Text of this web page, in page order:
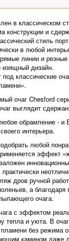
в классическом
конструкции и
стиль
в любой
линии и
дизайн.
классические
очаг Chesford
выглядит
обрамление -
интерьера.
любой
эффект
дров ручной
а благодаря
очага.
с эффектом
тепла и уюта. В
без режима
камином даже